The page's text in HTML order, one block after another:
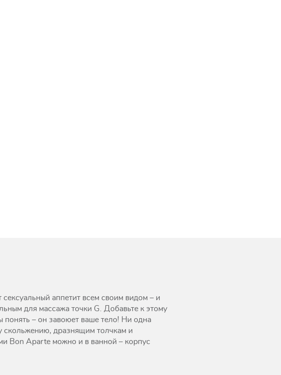
аппетит всем своим видом – и
для массажа точки G. Добавьте к этому
понять – он завоюет ваше тело! Ни одна
скольжению, дразнящим толчкам и
Bon Aparte можно и в ванной – корпус